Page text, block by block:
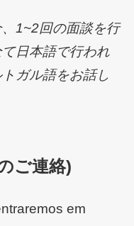
1~2回の面談を行
日本語で行われ
ガル語をお話し
ご連絡)
em